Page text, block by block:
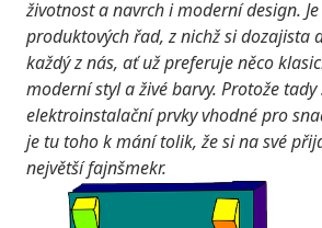
životnost a navrch i moderní design.
produktových řad, z nichž si dozajista
každý z nás, ať už preferuje něco
moderní styl a živé barvy. Protože
elektroinstalační prvky vhodné pro
je tu toho k mání tolik, že si na své
největší fajnšmekr.